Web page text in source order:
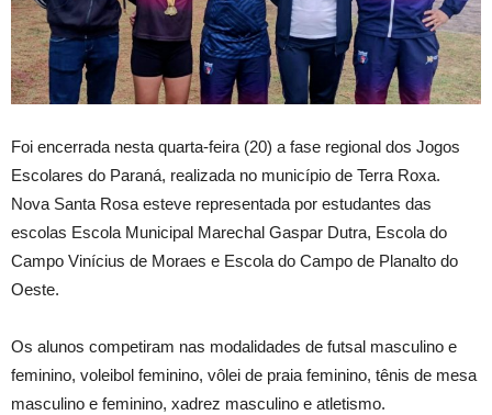
Foi encerrada nesta quarta-feira (20) a fase regional dos Jogos
Escolares do Paraná, realizada no município de Terra Roxa.
Nova Santa Rosa esteve representada por estudantes das
escolas Escola Municipal Marechal Gaspar Dutra, Escola do
Campo Vinícius de Moraes e Escola do Campo de Planalto do
Oeste.
Os alunos competiram nas modalidades de futsal masculino e
feminino, voleibol feminino, vôlei de praia feminino, tênis de mesa
masculino e feminino, xadrez masculino e atletismo.